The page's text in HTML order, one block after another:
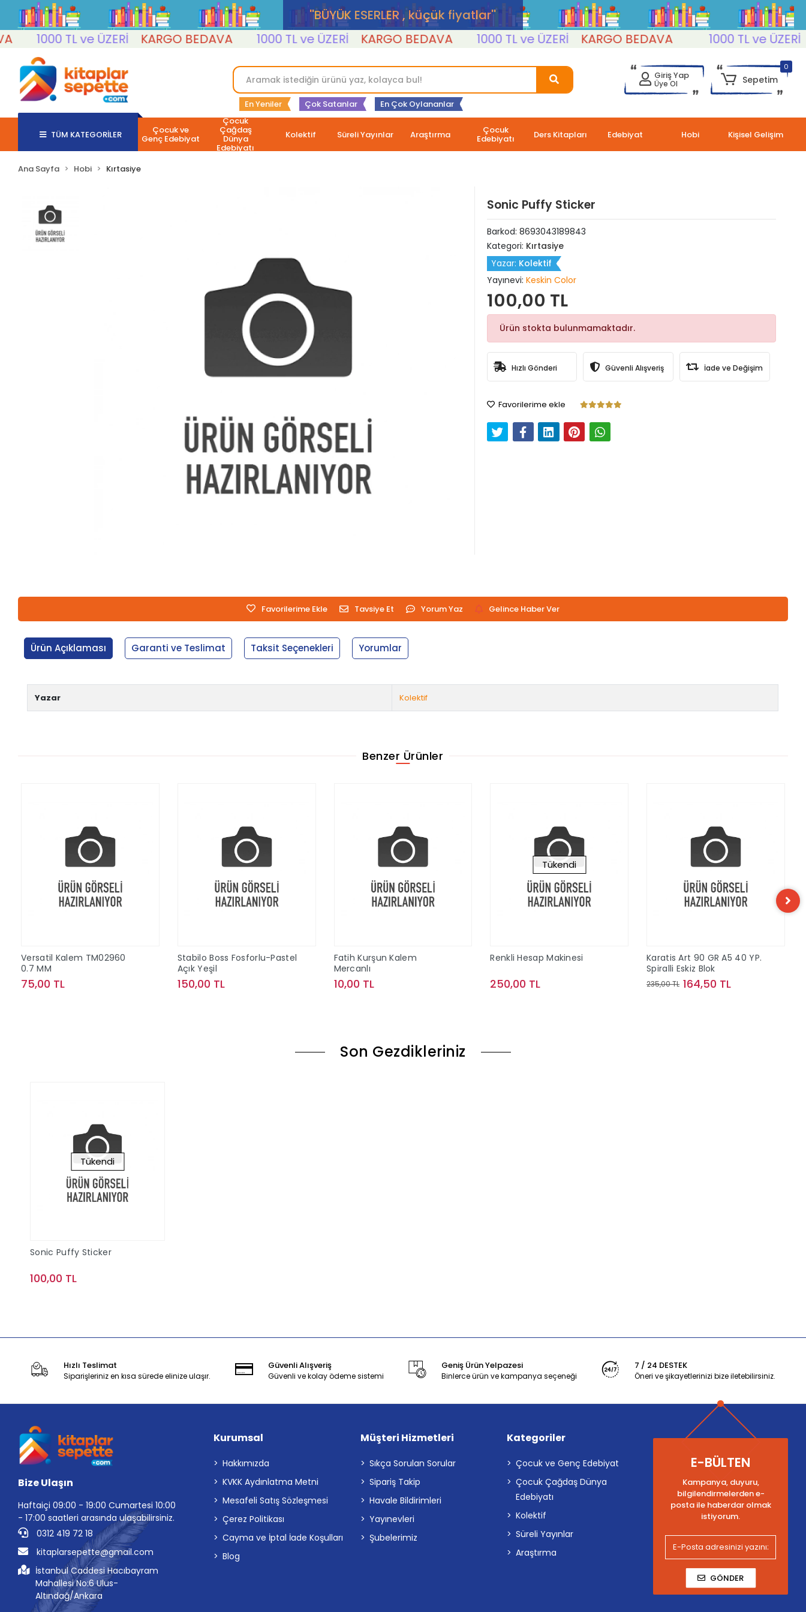
''BÜYÜK ESERLER , küçük fiyatlar''
1000 TL ve ÜZERİ
KARGO BEDAVA 1000 TL ve ÜZERİ KARGO BEDAVA 1000 TL ve ÜZERİ KARGO BEDAVA 1000 TL ve ÜZERİ
En Yeniler Çok Satanlar En Çok Oylananlar
Giriş Yap
Üye Ol
0
Sepetim
TÜM KATEGORİLER Çocuk ve
Genç Edebiyat
Çocuk
Çağdaş
Dünya
Edebiyatı
Kolektif Süreli Yayınlar Araştırma Çocuk
Edebiyatı Ders Kitapları Edebiyat Hobi Kişisel Gelişim
Ana Sayfa Hobi Kırtasiye
Sonic Puffy Sticker
Barkod: 8693043189843
Kategori: Kırtasiye
Yazar: Kolektif
Yayınevi: Keskin Color
100,00 TL
Ürün stokta bulunmamaktadır.
Hızlı Gönderi Güvenli Alışveriş İade ve Değişim
Favorilerime ekle
Favorilerime Ekle Tavsiye Et Yorum Yaz Gelince Haber Ver
Ürün Açıklaması Garanti ve Teslimat Taksit Seçenekleri Yorumlar
Yazar Kolektif
Benzer Ürünler
Versatil Kalem TM02960
0.7 MM
75,00 TL
Stabilo Boss Fosforlu-Pastel
Açık Yeşil
150,00 TL
Fatih Kurşun Kalem
Mercanlı
10,00 TL
Tükendi
Renkli Hesap Makinesi
250,00 TL
Karatis Art 90 GR A5 40 YP.
Spiralli Eskiz Blok
235,00 TL 164,50 TL
Son Gezdikleriniz
Tükendi
Sonic Puffy Sticker
100,00 TL
Hızlı Teslimat
Siparişleriniz en kısa sürede elinize ulaşır.
Güvenli Alışveriş
Güvenli ve kolay ödeme sistemi
Geniş Ürün Yelpazesi
Binlerce ürün ve kampanya seçeneği
7 / 24 DESTEK
Öneri ve şikayetlerinizi bize iletebilirsiniz.
Bize Ulaşın
Haftaiçi 09:00 - 19:00 Cumartesi 10:00
- 17:00 saatleri arasında ulaşabilirsiniz.
0312 419 72 18
kitaplarsepette@gmail.com
İstanbul Caddesi Hacıbayram
Mahallesi No:6 Ulus-
Altındağ/Ankara
Kurumsal
Hakkımızda
KVKK Aydınlatma Metni
Mesafeli Satış Sözleşmesi
Çerez Politikası
Cayma ve İptal İade Koşulları
Blog
Müşteri Hizmetleri
Sıkça Sorulan Sorular
Sipariş Takip
Havale Bildirimleri
Yayınevleri
Şubelerimiz
Kategoriler
Çocuk ve Genç Edebiyat
Çocuk Çağdaş Dünya
Edebiyatı
Kolektif
Süreli Yayınlar
Araştırma
E-BÜLTEN
Kampanya, duyuru,
bilgilendirmelerden e-
posta ile haberdar olmak
istiyorum.
GÖNDER